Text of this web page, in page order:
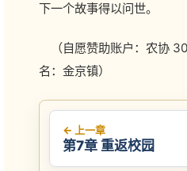
下一个故事得以问世。
（自愿赞助账户：农协
名：金京镇）
← 上一章
第7章 重返校园